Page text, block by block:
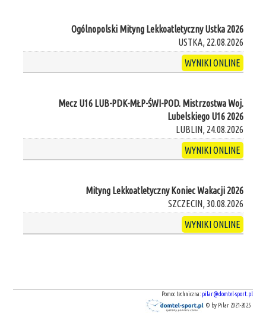
Ogólnopolski Mityng Lekkoatletyczny Ustka 2026
USTKA, 22.08.2026
WYNIKI ONLINE
Mecz U16 LUB-PDK-MŁP-ŚWI-POD. Mistrzostwa Woj.
Lubelskiego U16 2026
LUBLIN, 24.08.2026
WYNIKI ONLINE
Mityng Lekkoatletyczny Koniec Wakacji 2026
SZCZECIN, 30.08.2026
WYNIKI ONLINE
Pomoc techniczna: pilar@domtel-sport.pl
© by Pilar 2021-2025